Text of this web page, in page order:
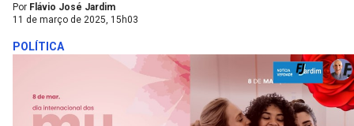
Por Flávio José Jardim
11 de março de 2025, 15h03
POLÍTICA